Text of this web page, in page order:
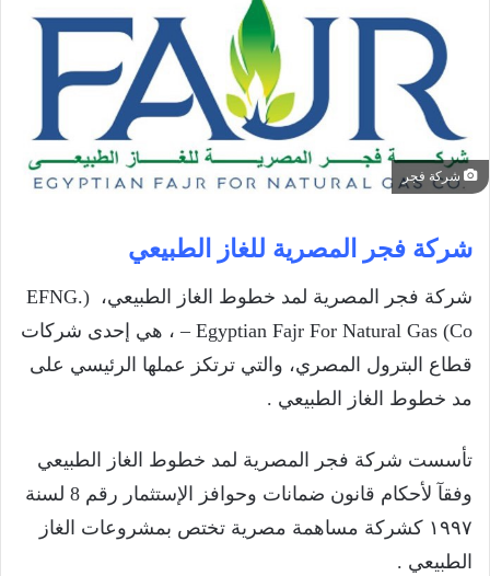
شركة فجر
شركة فجر المصرية للغاز الطبيعي
شركة فجر المصرية لمد خطوط الغاز الطبيعي، (.EFNG
– Egyptian Fajr For Natural Gas (Co ، هي إحدى شركات
قطاع البترول المصري، والتي ترتكز عملها الرئيسي على
مد خطوط الغاز الطبيعي .
تأسست شركة فجر المصرية لمد خطوط الغاز الطبيعي
وفقآ لأحكام قانون ضمانات وحوافز الإستثمار رقم 8 لسنة
١٩٩٧ كشركة مساهمة مصرية تختص بمشروعات الغاز
الطبيعي .